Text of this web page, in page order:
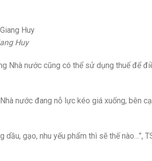
Huy
Nhà nước cũng có thể sử dụng thuế để
nước đang nỗ lực kéo giá xuống, bên
gạo, nhu yếu phẩm thì sẽ thế nào…”,